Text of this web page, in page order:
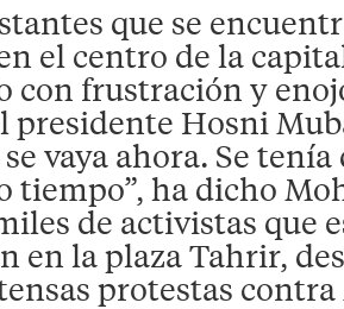
que se
el centro de la
con frustración y
presidente Hosni
vaya ahora. Se
tiempo”, ha dicho
de activistas que
en la plaza Tahrir,
protestas